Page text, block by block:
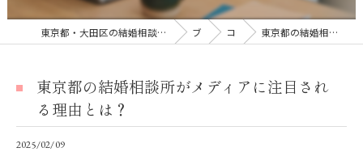
東京都・大田区の結婚相談所｜再婚・20代30代の婚活なら「BUDDY BRIDAL 東京」 ブログ コラム 東京都の結婚相談所がメディアに注目される理由とは？
東京都の結婚相談所がメディアに注目され
る理由とは？
2025/02/09